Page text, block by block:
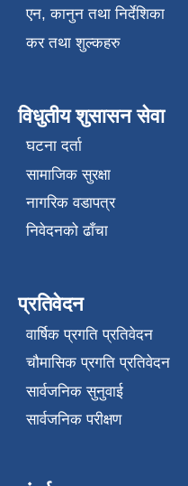
एन, कानुन तथा निर्देशिका
कर तथा शुल्कहरु
विधुतीय शुसासन सेवा
घटना दर्ता
सामाजिक सुरक्षा
नागरिक वडापत्र
निवेदनको ढाँचा
प्रतिवेदन
वार्षिक प्रगति प्रतिवेदन
चौमासिक प्रगति प्रतिवेदन
सार्वजनिक सुनुवाई
सार्वजनिक परीक्षण